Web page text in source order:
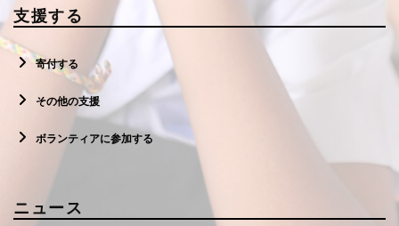
支援する
寄付する
その他の支援
ボランティアに参加する
ニュース